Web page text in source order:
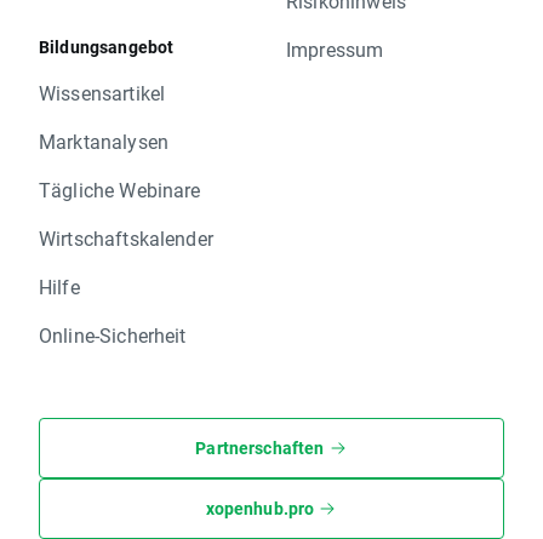
Bildungsangebot
Wissensartikel
Marktanalysen
Tägliche Webinare
Wirtschaftskalender
Hilfe
Online-Sicherheit
Impressum
Partnerschaften
xopenhub.pro